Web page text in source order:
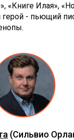
«Книге Илая»,
- пьющий
(Сильвио